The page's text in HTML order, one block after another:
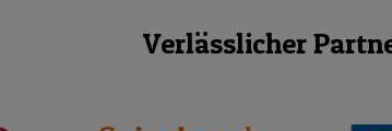
Verlässlicher